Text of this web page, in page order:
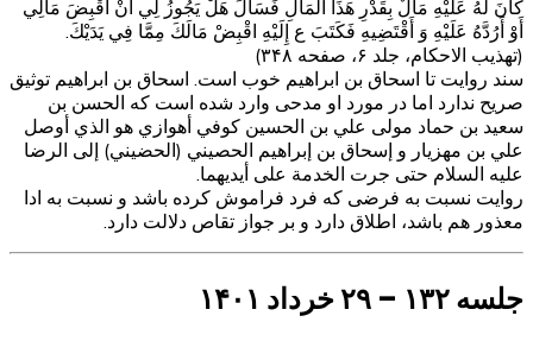
كَانَ لَهُ عَلَيْهِ مَالٌ بِقَدْرِ هَذَا الْمَالِ فَسَأَلَ هَلْ يَجُوزُ لِي أَنْ أَقْبِضَ مَالِي
أَوْ أَرُدَّهُ عَلَيْهِ وَ أَقْتَضِيهِ فَكَتَبَ ع إِلَيْهِ اقْبِضْ مَالَكَ مِمَّا فِي يَدَيْكَ.
(تهذیب الاحکام، جلد ۶، صفحه ۳۴۸)
سند روایت تا اسحاق بن ابراهیم خوب است. اسحاق بن ابراهیم توثیق
صریح ندارد اما در مورد او مدحی وارد شده است که الحسن بن
سعيد بن حماد مولى‏ علي بن الحسين كوفي أهوازي‏ هو الذي أوصل
علي بن مهزيار و إسحاق بن إبراهيم الحصيني (الحضيني) إلى الرضا
عليه السلام حتى جرت الخدمة على أيديهما.
روایت نسبت به فرضی که فرد فراموش کرده باشد و نسبت به ادا
معذور هم باشد، اطلاق دارد و بر جواز تقاص دلالت دارد.
جلسه ۱۳۲ – ۲۹ خرداد ۱۴۰۱